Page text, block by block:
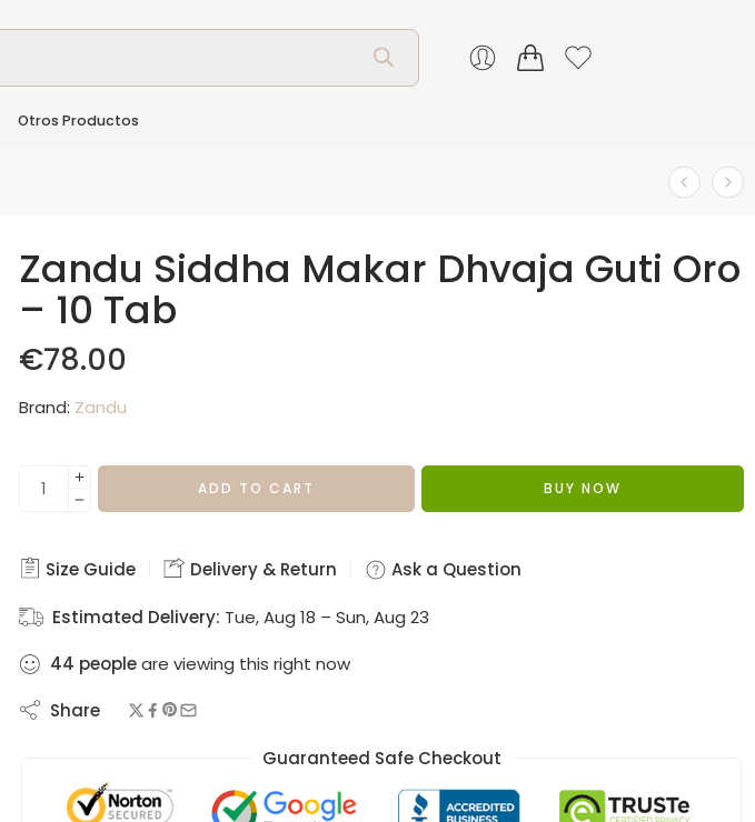
Otros Productos
Zandu Siddha Makar Dhvaja Guti Oro
– 10 Tab
€78.00
Brand: Zandu
ADD TO CART BUY NOW
Size Guide Delivery & Return Ask a Question
Estimated Delivery: Tue, Aug 18 – Sun, Aug 23
44 peopleare viewing this right now
Share
Guaranteed Safe Checkout